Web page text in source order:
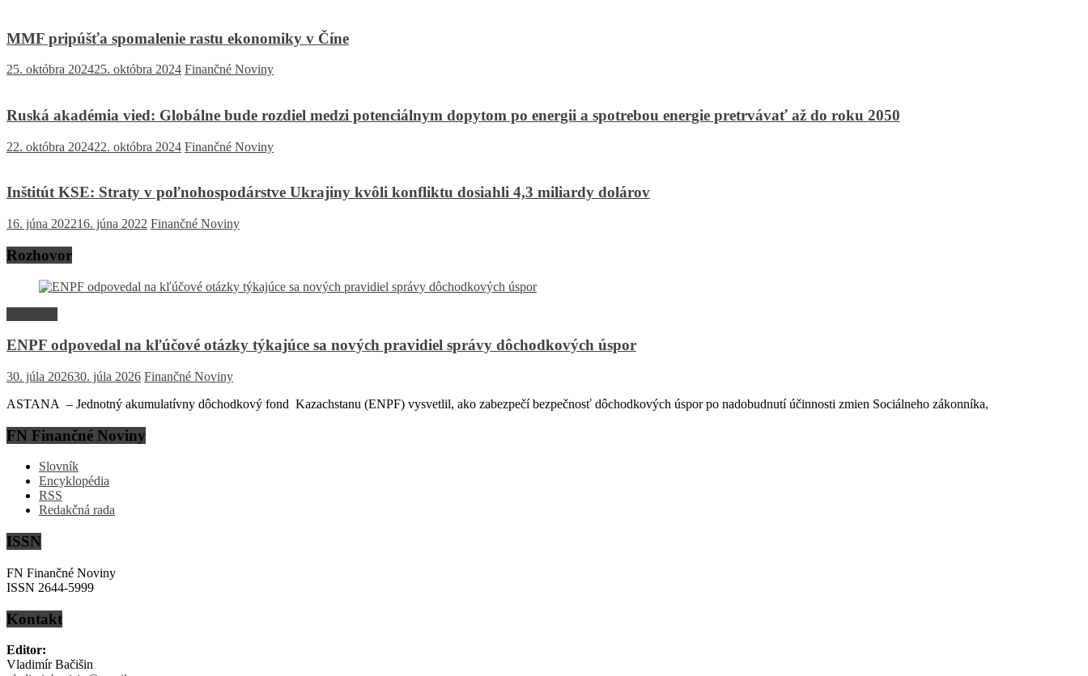
MMF pripúšťa spomalenie rastu ekonomiky v Číne
25. októbra 202425. októbra 2024 Finančné Noviny
Ruská akadémia vied: Globálne bude rozdiel medzi potenciálnym dopytom po energii a spotrebou energie pretrvávať až do roku 2050
22. októbra 202422. októbra 2024 Finančné Noviny
Inštitút KSE: Straty v poľnohospodárstve Ukrajiny kvôli konfliktu dosiahli 4,3 miliardy dolárov
16. júna 202216. júna 2022 Finančné Noviny
Rozhovor
ENPF odpovedal na kľúčové otázky týkajúce sa nových pravidiel správy dôchodkových úspor
30. júla 202630. júla 2026 Finančné Noviny
ASTANA – Jednotný akumulatívny dôchodkový fond Kazachstanu (ENPF) vysvetlil, ako zabezpečí bezpečnosť dôchodkových úspor po nadobudnutí účinnosti zmien Sociálneho zákonníka,
FN Finančné Noviny
Slovník
Encyklopédia
RSS
Redakčná rada
ISSN
FN Finančné Noviny
ISSN 2644-5999
Kontakt
Editor:
Vladimír Bačišin